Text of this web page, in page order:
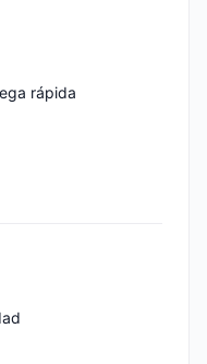
rápida